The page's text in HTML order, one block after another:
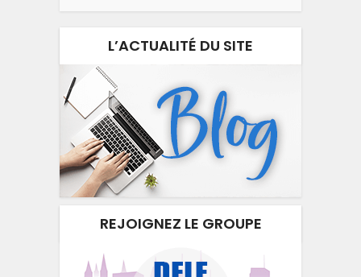
L’ACTUALITÉ DU SITE
REJOIGNEZ LE GROUPE